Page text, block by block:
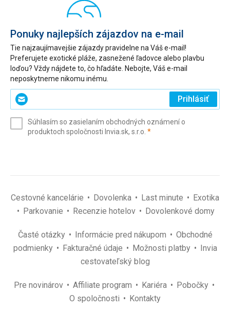
Ponuky najlepších zájazdov na e-mail
Tie najzaujímavejšie zájazdy pravidelne na Váš e-mail!
Preferujete exotické pláže, zasnežené ľadovce alebo plavbu
loďou? Vždy nájdete to, čo hľadáte. Nebojte, Váš e-mail
neposkytneme nikomu inému.
Zadajte
svoj
(povinné)
Prihlásiť
Súhlasím so zasielaním obchodných oznámení o
produktoch spoločnosti Invia.sk, s.r.o. *(povinné)
Cestovné kancelárie Dovolenka Last minute
Exotika
Parkovanie
Recenzie hotelov Dovolenkové domy
Časté otázky Informácie pred nákupom
Obchodné
podmienky
Fakturačné údaje Možnosti platby
Invia
cestovateľský blog
Pre novinárov Affiliate program Kariéra
Pobočky
O spoločnosti
Kontakty